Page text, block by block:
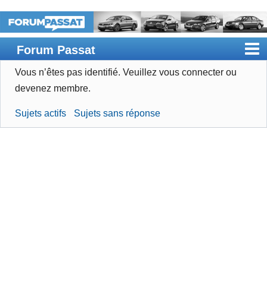
Forum Passat
Accueil
Devenir membre
Vous n’êtes pas identifié. Veuillez vous connecter ou
devenez membre.
Sujets actifs Sujets sans réponse